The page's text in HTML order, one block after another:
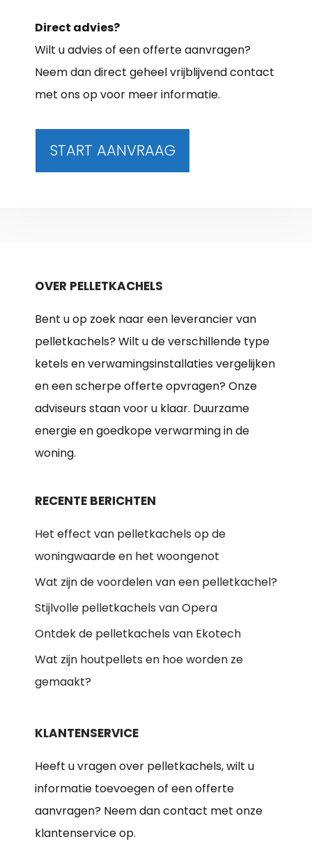
Direct advies?
Wilt u advies of een offerte aanvragen?
Neem dan direct geheel vrijblijvend contact
met ons op voor meer informatie.
START AANVRAAG
OVER PELLETKACHELS
Bent u op zoek naar een leverancier van
pelletkachels? Wilt u de verschillende type
ketels en verwamingsinstallaties vergelijken
en een scherpe offerte opvragen? Onze
adviseurs staan voor u klaar. Duurzame
energie en goedkope verwarming in de
woning.
RECENTE BERICHTEN
Het effect van pelletkachels op de
woningwaarde en het woongenot
Wat zijn de voordelen van een pelletkachel?
Stijlvolle pelletkachels van Opera
Ontdek de pelletkachels van Ekotech
Wat zijn houtpellets en hoe worden ze
gemaakt?
KLANTENSERVICE
Heeft u vragen over pelletkachels, wilt u
informatie toevoegen of een offerte
aanvragen? Neem dan contact met onze
klantenservice op.